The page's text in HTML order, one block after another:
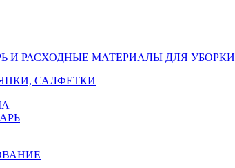
И РАСХОДНЫЕ МАТЕРИАЛЫ ДЛЯ УБОРКИ
САЛФЕТКИ